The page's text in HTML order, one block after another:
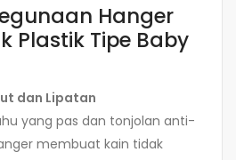
Hanger
Plastik Tipe Baby
dan Lipatan
yang pas dan tonjolan anti-
membuat kain tidak